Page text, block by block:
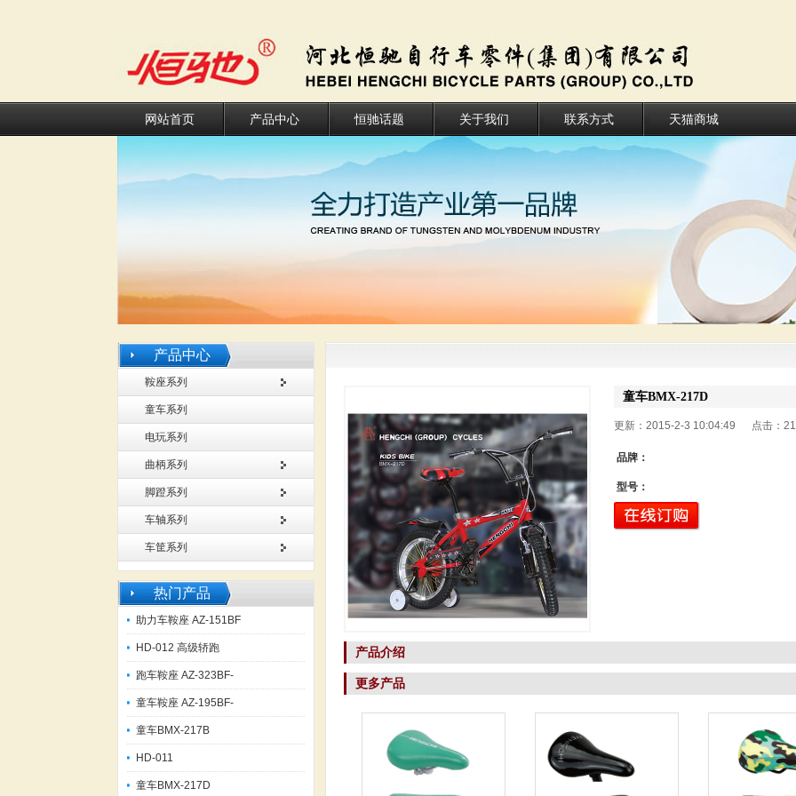
网站首页 产品中心 恒驰话题 关于我们 联系方式 天猫商城
产品中心
鞍座系列
童车系列
电玩系列
曲柄系列
脚蹬系列
车轴系列
车筐系列
热门产品
助力车鞍座 AZ-151BF
HD-012 高级轿跑
跑车鞍座 AZ-323BF-
童车鞍座 AZ-195BF-
童车BMX-217B
HD-011
童车BMX-217D
童车BMX-217D
更新：2015-2-3 10:04:49 点击：
品牌：
型号：
产品介绍
更多产品